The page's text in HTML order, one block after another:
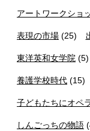
アートワークショ
表現の市場 (25)
東洋英和女学院 (5)
養護学校時代 (15)
子どもたちにオペ
しんごっちの物語